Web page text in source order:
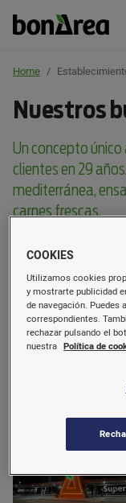
Home
Nuestros
Un concepto
clientes en 29
mediterránea,
carnes frescas.
Video buffets
Localizador
COOKIES
Utilizamos cookies
y mostrarte publicidad
de navegación.
correspondientes.
rechazar pulsando el
nuestra Política de